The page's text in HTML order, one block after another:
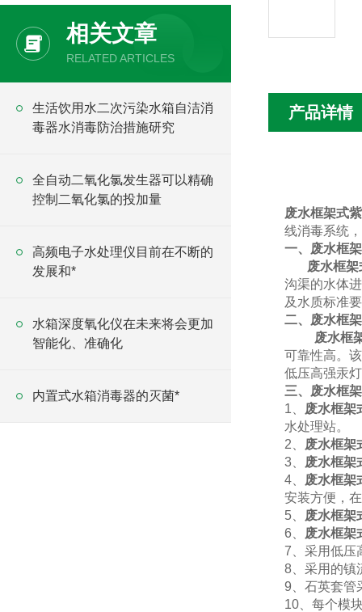
相关文章
RELATED ARTICLES
生活饮用水二次污染水箱自洁消
毒器水消毒防治措施研究
全自动二氧化氯发生器可以精确
控制二氧化氯的投加量
高频电子水处理仪目前在不断的
发展和*
水箱深度氧化仪在未来将会更加
智能化、准确化
内置式水箱消毒器的灭菌*
产品详情
废水框架式
线消毒系统，
一、废水框
废水框
沟渠的水体
及水质标准
二、废水框
废水框
可靠性高。该
低压高强汞
三、废水框
1
废水框架
水处理站。
2
废水框架
3、
废水框架
4、
废水框架
安装方便，
5、
废水框架
6
废水框架
7 、采用低
8、采用的镇
9 、石英套
10、每个模